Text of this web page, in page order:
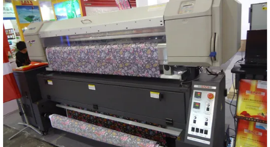
КАРТА
САЙТА
ПОЛИТИКА
КОНФИДЕНЦИАЛЬНОСТИ